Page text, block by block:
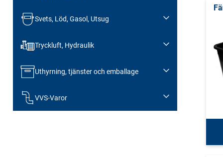
Svets, Löd, Gasol, Utsug
Tryckluft, Hydraulik
Uthyrning, tjänster och emballage
VVS-Varor